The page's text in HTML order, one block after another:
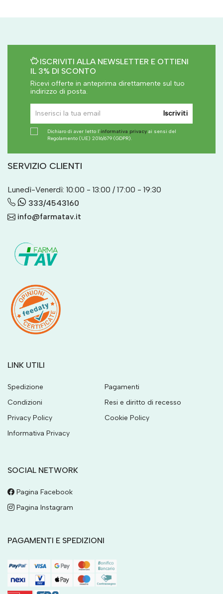
ISCRIVITI ALLA NEWSLETTER E OTTIENI
IL 3% DI SCONTO
Ricevi offerte in anteprima direttamente sul tuo
indirizzo di posta.
Iscriviti
Dichiaro di aver letto l'informativa privacy ai sensi del
Regolamento (UE) 2016/679 (GDPR).
SERVIZIO CLIENTI
Lunedì-Venerdì: 10:00 - 13:00 / 17:00 - 19:30
333/4543160
info@farmatav.it
LINK UTILI
Spedizione
Pagamenti
Condizioni
Resi e diritto di recesso
Privacy Policy
Cookie Policy
Informativa Privacy
SOCIAL NETWORK
Pagina Facebook
Pagina Instagram
PAGAMENTI E SPEDIZIONI